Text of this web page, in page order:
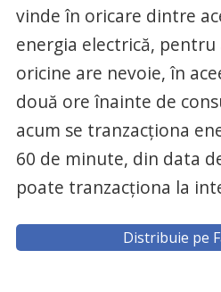
vinde în oricare dintre
energia electrică,
oricine are nevoie, în
două ore înainte de
acum se tranzacționa
60 de minute, din data
poate tranzacționa la
Distribuie pe